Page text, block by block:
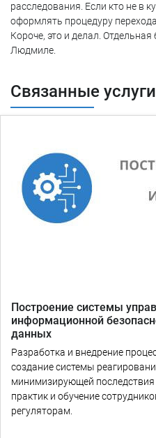
расследования. Если кто не в
оформлять процедуру
Короче, это и делал.
Людмиле.
Связанные услуги
Построение системы
информационной
данных
Разработка и внедрение
создание системы
минимизирующей последствия
практик и обучение
регуляторам.